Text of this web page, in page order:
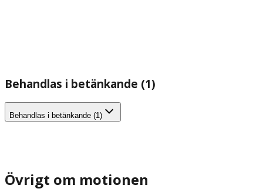
Behandlas i betänkande (1)
Behandlas i betänkande (1)
Övrigt om motionen